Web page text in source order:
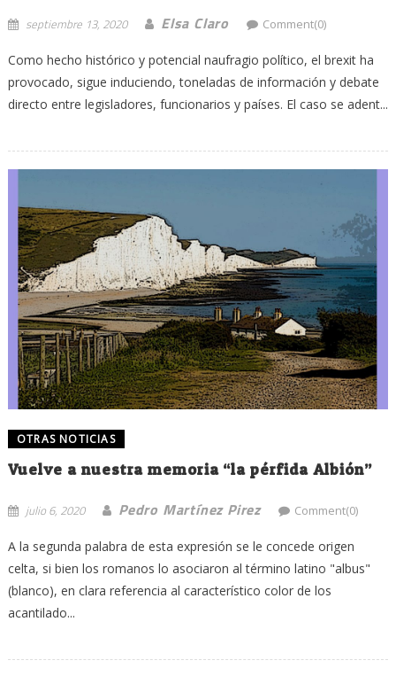
septiembre 13, 2020 Elsa Claro Comment(0)
Como hecho histórico y potencial naufragio político, el brexit ha
provocado, sigue induciendo, toneladas de información y debate
directo entre legisladores, funcionarios y países. El caso se adent...
OTRAS NOTICIAS
Vuelve a nuestra memoria “la pérfida Albión”
julio 6, 2020 Pedro Martínez Pirez Comment(0)
A la segunda palabra de esta expresión se le concede origen
celta, si bien los romanos lo asociaron al término latino "albus"
(blanco), en clara referencia al característico color de los
acantilado...